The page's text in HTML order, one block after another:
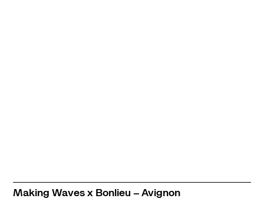
Making Waves x Bonlieu – Avignon